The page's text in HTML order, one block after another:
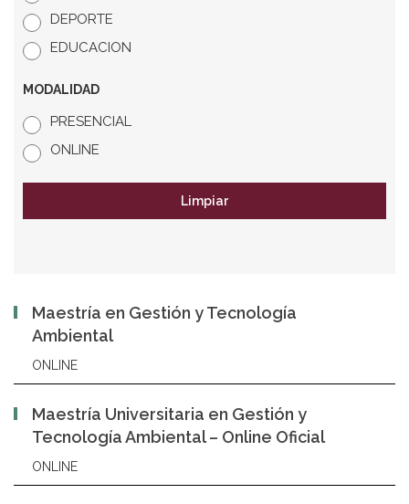
DEPORTE
EDUCACION
MODALIDAD
PRESENCIAL
ONLINE
Limpiar
Maestría en Gestión y Tecnología
Ambiental
ONLINE
Maestría Universitaria en Gestión y
Tecnología Ambiental – Online Oficial
ONLINE